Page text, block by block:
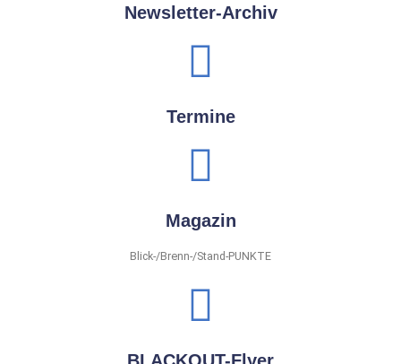
Newsletter-Archiv
Termine
Magazin
Blick-/Brenn-/Stand-PUNKTE